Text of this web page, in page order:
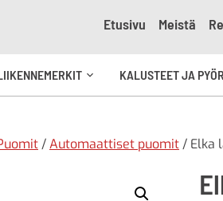
Etusivu Meistä
KALUSTEET JA
/Automaattiset puomit / Elka